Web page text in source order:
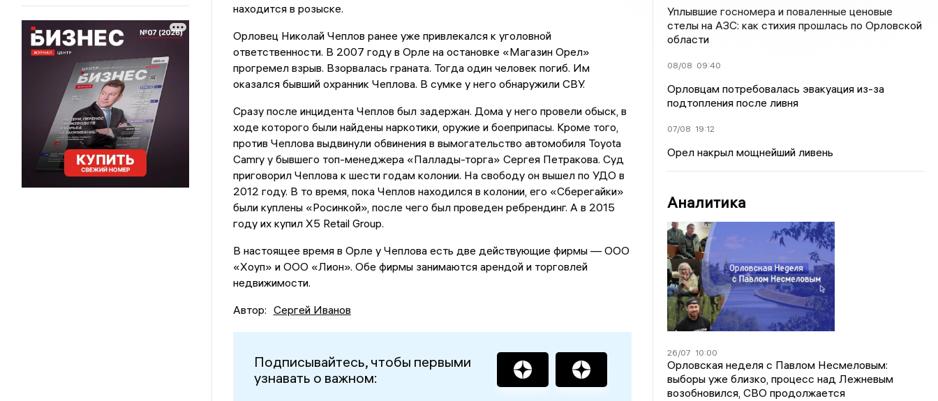
находится в розыске.
Орловец Николай Чеплов ранее уже привлекался к уголовной
ответственности. В 2007 году в Орле на остановке «Магазин Орел»
прогремел взрыв. Взорвалась граната. Тогда один человек погиб. Им
оказался бывший охранник Чеплова. В сумке у него обнаружили СВУ.
Сразу после инцидента Чеплов был задержан. Дома у него провели обыск, в
ходе которого были найдены наркотики, оружие и боеприпасы. Кроме того,
против Чеплова выдвинули обвинения в вымогательство автомобиля Toyota
Camry у бывшего топ-менеджера «Паллады-торга» Сергея Петракова. Суд
приговорил Чеплова к шести годам колонии. На свободу он вышел по УДО в
2012 году. В то время, пока Чеплов находился в колонии, его «Сберегайки»
были куплены «Росинкой», после чего был проведен ребрендинг. А в 2015
году их купил X5 Retail Group.
В настоящее время в Орле у Чеплова есть две действующие фирмы — ООО
«Хоуп» и ООО «Лион». Обе фирмы занимаются арендой и торговлей
недвижимости.
Автор: Сергей Иванов
Подписывайтесь, чтобы первыми
узнавать о важном:
Уплывшие госномера и поваленные ценовые
стелы на АЗС: как стихия прошлась по Орловской
области
08/08 09:40
Орловцам потребовалась эвакуация из-за
подтопления после ливня
07/08 19:12
Орел накрыл мощнейший ливень
Аналитика
26/07 10:00
Орловская неделя с Павлом Несмеловым:
выборы уже близко, процесс над Лежневым
возобновился, СВО продолжается